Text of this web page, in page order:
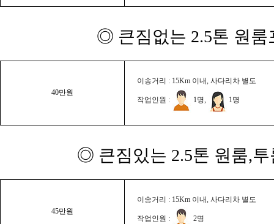
◎ 큰짐없는 2.5톤 원룸
40만원
이송거리 : 15Km 이내, 사다리차 별도
작업인원 : 1명, 1명
◎ 큰짐있는 2.5톤 원룸,
45만원
이송거리 : 15Km 이내, 사다리차 별도
작업인원 : 2명